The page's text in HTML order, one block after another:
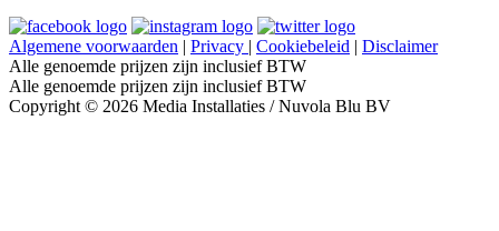
Algemene voorwaarden | Privacy | Cookiebeleid | Disclaimer
Alle genoemde prijzen zijn inclusief BTW
Alle genoemde prijzen zijn inclusief BTW
Copyright © 2026 Media Installaties / Nuvola Blu BV